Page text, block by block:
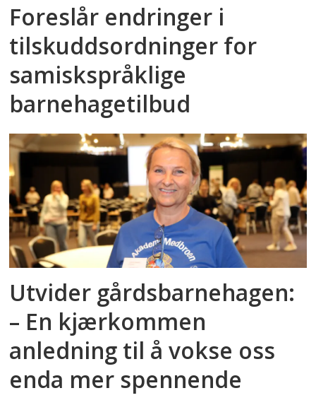
Foreslår endringer i
tilskuddsordninger for
samiskspråklige
barnehagetilbud
Utvider gårdsbarnehagen:
– En kjærkommen
anledning til å vokse oss
enda mer spennende